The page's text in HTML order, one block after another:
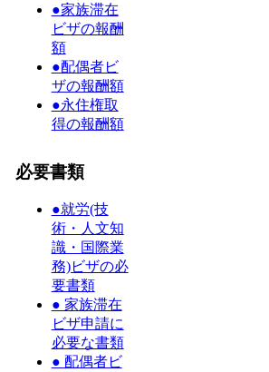
●家族滞在
ビザの報酬
額
●配偶者ビ
ザの報酬額
●永住権取
得の報酬額
必要書類
●就労(技
術・人文知
識・国際業
務)ビザの必
要書類
● 家族滞在
ビザ申請に
必要な書類
● 配偶者ビ